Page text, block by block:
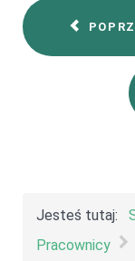
Jesteś tutaj:
Pracownicy